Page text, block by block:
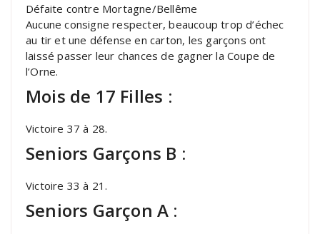
Défaite contre Mortagne/Bellême
Aucune consigne respecter, beaucoup trop d’échec
au tir et une défense en carton, les garçons ont
laissé passer leur chances de gagner la Coupe de
l’Orne.
Mois de 17 Filles :
Victoire 37 à 28.
Seniors Garçons B :
Victoire 33 à 21.
Seniors Garçon A :